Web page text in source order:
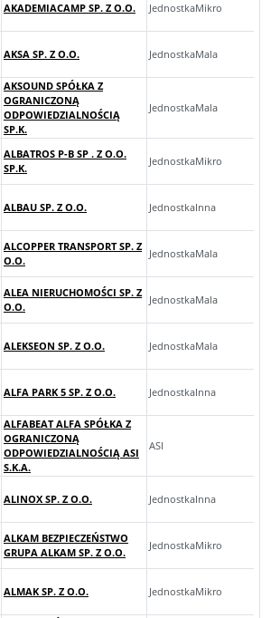
AKADEMIACAMP SP. Z O.O. JednostkaMikro
AKSA SP. Z O.O. JednostkaMala
AKSOUND SPÓŁKA Z
OGRANICZONĄ
ODPOWIEDZIALNOŚCIĄ
SP.K.
JednostkaMala
ALBATROS P-B SP . Z O.O.
SP.K.
JednostkaMikro
ALBAU SP. Z O.O. JednostkaInna
ALCOPPER TRANSPORT SP. Z
O.O.
JednostkaMala
ALEA NIERUCHOMOŚCI SP. Z
O.O.
JednostkaMala
ALEKSEON SP. Z O.O. JednostkaMala
ALFA PARK 5 SP. Z O.O. JednostkaInna
ALFABEAT ALFA SPÓŁKA Z
OGRANICZONĄ
ODPOWIEDZIALNOŚCIĄ ASI
S.K.A.
ASI
ALINOX SP. Z O.O. JednostkaInna
ALKAM BEZPIECZEŃSTWO
GRUPA ALKAM SP. Z O.O.
JednostkaMikro
ALMAK SP. Z O.O. JednostkaMikro